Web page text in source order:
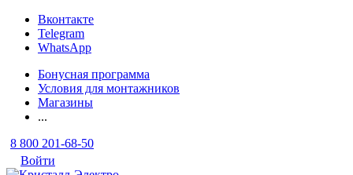
Вконтакте
Telegram
WhatsApp
Бонусная программа
Условия для монтажников
Магазины
...
8 800 201-68-50
Войти